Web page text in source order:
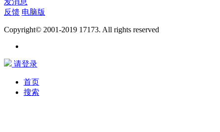
反馈 电脑版
Copyright© 2001-2019 17173. All rights reserved
请登录
首页
搜索